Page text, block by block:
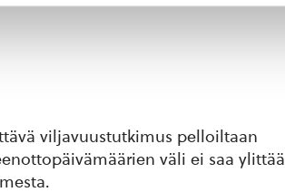
viljavuustutkimus pelloiltaan
väli ei saa ylittää